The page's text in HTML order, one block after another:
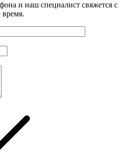
и наш специалист свяжется с